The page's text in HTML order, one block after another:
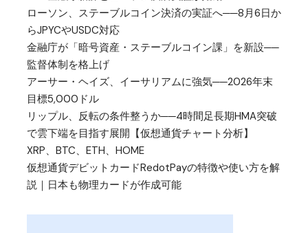
ローソン、ステーブルコイン決済の実証へ──8月6日か
らJPYCやUSDC対応
金融庁が「暗号資産・ステーブルコイン課」を新設──
監督体制を格上げ
アーサー・ヘイズ、イーサリアムに強気──2026年末
目標5,000ドル
リップル、反転の条件整うか──4時間足長期HMA突破
で雲下端を目指す展開【仮想通貨チャート分析】
XRP、BTC、ETH、HOME
仮想通貨デビットカードRedotPayの特徴や使い方を解
説｜日本も物理カードが作成可能